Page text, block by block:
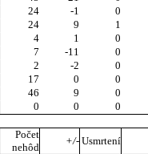
24 -1
0
24 9
1
4 1
0
7 -11
0
2 -2
0
17 0
0
46 9
0
0 0
0
Počet
nehôd
+/- Usmrtení